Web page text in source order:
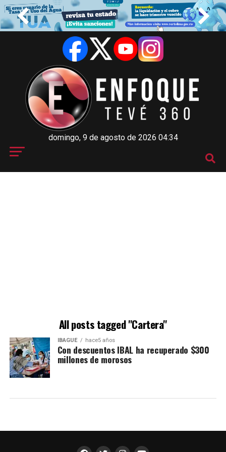
domingo, 9 de agosto de 2026 04:34
All posts tagged "Cartera"
IBAGUÉ hace5 años
Con descuentos IBAL ha recuperado $300
millones de morosos